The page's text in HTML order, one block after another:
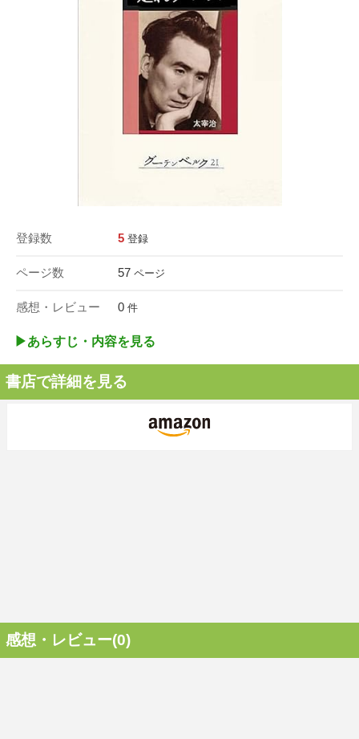
登録数 5 登録
ページ数 57 ページ
感想・レビュー 0 件
▶︎あらすじ・内容を見る
書店で詳細を見る
感想・レビュー(0)